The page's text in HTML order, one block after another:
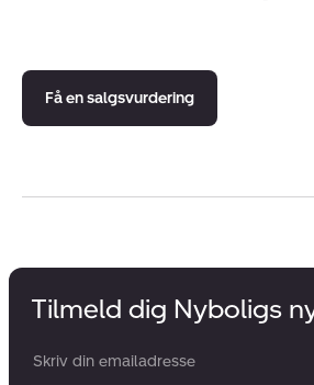
Få en salgsvurdering
Tilmeld dig Nyboligs
Din email: